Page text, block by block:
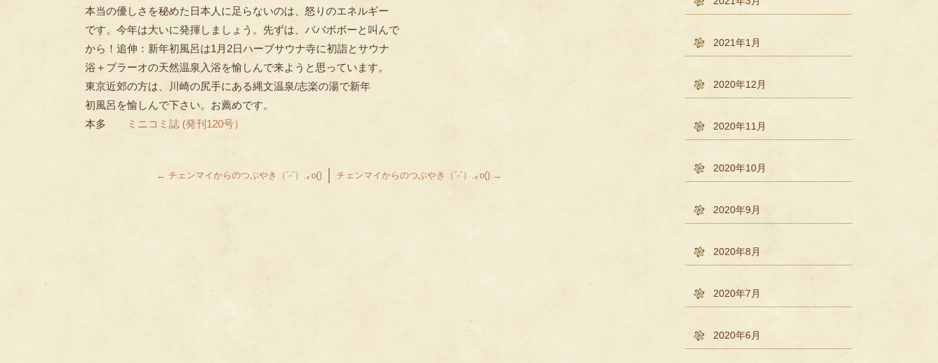
本当の優しさを秘めた日本人に足らないのは、怒りのエネルギー
です。今年は大いに発揮しましょう。先ずは、ババボボーと叫んで
から！追伸：新年初風呂は1月2日ハーブサウナ寺に初詣とサウナ
浴＋プラーオの天然温泉入浴を愉しんで来ようと思っています。
東京近郊の方は、川崎の尻手にある縄文温泉/志楽の湯で新年
初風呂を愉しんで下さい。お薦めです。
本多
ミニコミ誌 (発刊120号）
← チェンマイからのつぶやき（´-`）.｡o() チェンマイからのつぶやき（´-`）.｡o() →
2021年1月
2020年12月
2020年11月
2020年10月
2020年9月
2020年8月
2020年7月
2020年6月